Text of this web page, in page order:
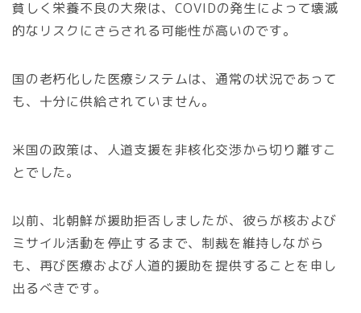
貧しく栄養不良の大衆は、COVIDの発生によって壊滅
的なリスクにさらされる可能性が高いのです。
国の老朽化した医療システムは、通常の状況であって
も、十分に供給されていません。
米国の政策は、人道支援を非核化交渉から切り離すこ
とでした。
以前、北朝鮮が援助拒否しましたが、彼らが核および
ミサイル活動を停止するまで、制裁を維持しながら
も、再び医療および人道的援助を提供することを申し
出るべきです。